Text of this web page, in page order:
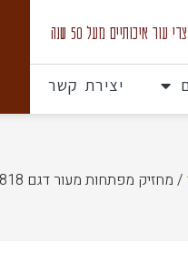
איכותיים מעל 50 שנה
יצירת קשר
/ מחזיק מפתחות מעור דגם 818